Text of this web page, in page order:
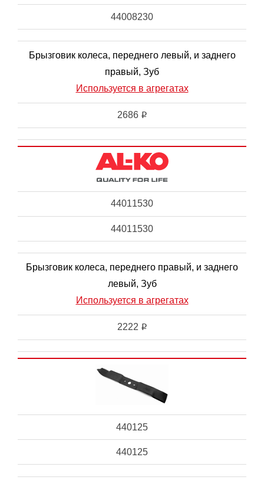
44008230
Брызговик колеса, переднего левый, и заднего
правый, Зуб
Используется в агрегатах
2686 i
44011530
44011530
Брызговик колеса, переднего правый, и заднего
левый, Зуб
Используется в агрегатах
2222 i
440125
440125